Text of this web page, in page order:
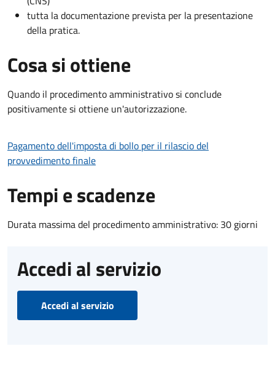
tutta la documentazione prevista per la presentazione
della pratica.
Cosa si ottiene
Quando il procedimento amministrativo si conclude
positivamente si ottiene un'autorizzazione.
Pagamento dell'imposta di bollo per il rilascio del
provvedimento finale
Tempi e scadenze
Durata massima del procedimento amministrativo: 30 giorni
Accedi al servizio
Accedi al servizio